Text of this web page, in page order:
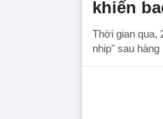
khiến
Thời gian qua,
nhip" sau